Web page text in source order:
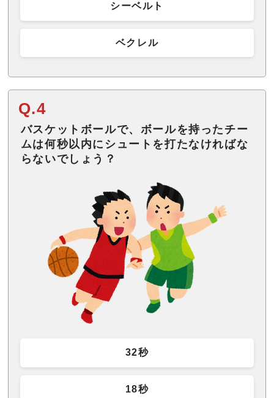
シーベルト
ベクレル
Q.4
バスケットボールで、ボールを持ったチー
ムは何秒以内にシュートを打たなければな
らないでしょう？
32秒
18秒